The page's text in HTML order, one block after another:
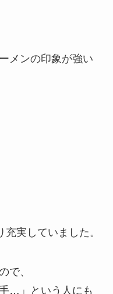
メンの印象が強い
充実していました。
で、
…」という人にも